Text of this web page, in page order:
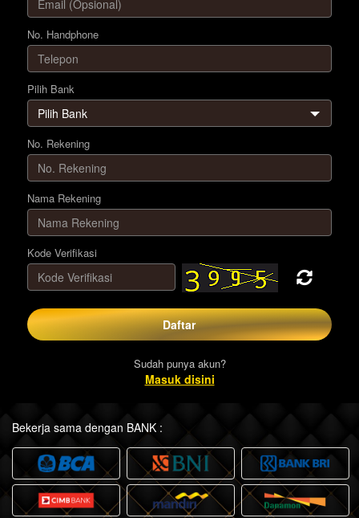
No. Handphone
Pilih Bank
No. Rekening
Nama Rekening
Kode Verifikasi
Daftar
Sudah punya akun?
Masuk disini
Bekerja sama dengan BANK :